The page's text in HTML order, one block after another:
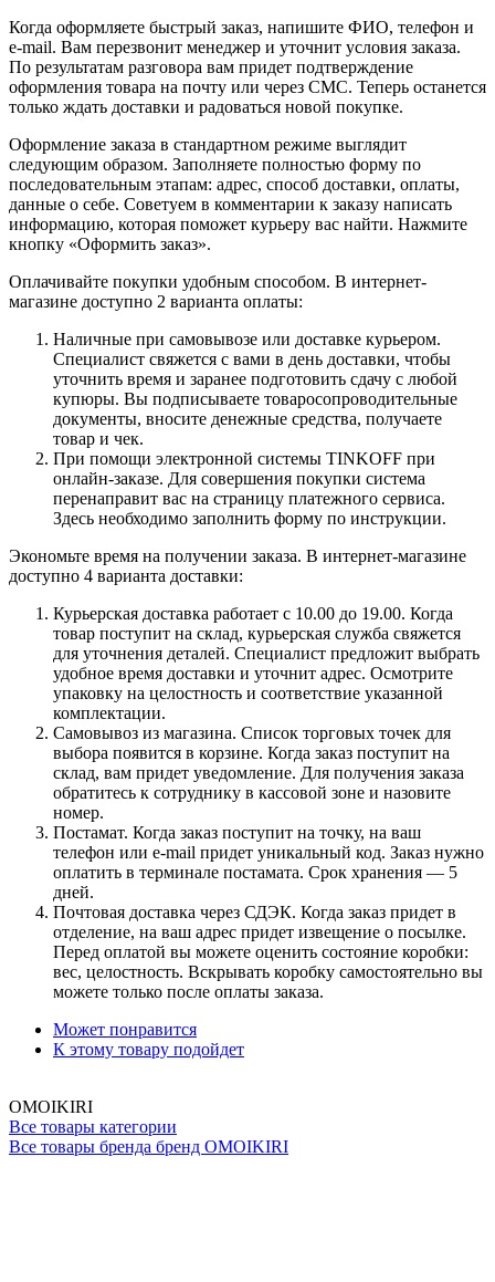
Когда оформляете быстрый заказ, напишите ФИО, телефон и
e-mail. Вам перезвонит менеджер и уточнит условия заказа.
По результатам разговора вам придет подтверждение
оформления товара на почту или через СМС. Теперь останется
только ждать доставки и радоваться новой покупке.
Оформление заказа в стандартном режиме выглядит
следующим образом. Заполняете полностью форму по
последовательным этапам: адрес, способ доставки, оплаты,
данные о себе. Советуем в комментарии к заказу написать
информацию, которая поможет курьеру вас найти. Нажмите
кнопку «Оформить заказ».
Оплачивайте покупки удобным способом. В интернет-
магазине доступно 2 варианта оплаты:
Наличные при самовывозе или доставке курьером.
Специалист свяжется с вами в день доставки, чтобы
уточнить время и заранее подготовить сдачу с любой
купюры. Вы подписываете товаросопроводительные
документы, вносите денежные средства, получаете
товар и чек.
При помощи электронной системы TINKOFF при
онлайн-заказе. Для совершения покупки система
перенаправит вас на страницу платежного сервиса.
Здесь необходимо заполнить форму по инструкции.
Экономьте время на получении заказа. В интернет-магазине
доступно 4 варианта доставки:
Курьерская доставка работает с 10.00 до 19.00. Когда
товар поступит на склад, курьерская служба свяжется
для уточнения деталей. Специалист предложит выбрать
удобное время доставки и уточнит адрес. Осмотрите
упаковку на целостность и соответствие указанной
комплектации.
Самовывоз из магазина. Список торговых точек для
выбора появится в корзине. Когда заказ поступит на
склад, вам придет уведомление. Для получения заказа
обратитесь к сотруднику в кассовой зоне и назовите
номер.
Постамат. Когда заказ поступит на точку, на ваш
телефон или e-mail придет уникальный код. Заказ нужно
оплатить в терминале постамата. Срок хранения — 5
дней.
Почтовая доставка через СДЭК. Когда заказ придет в
отделение, на ваш адрес придет извещение о посылке.
Перед оплатой вы можете оценить состояние коробки:
вес, целостность. Вскрывать коробку самостоятельно вы
можете только после оплаты заказа.
Может понравится
К этому товару подойдет
OMOIKIRI
Все товары категории
Все товары бренда бренд OMOIKIRI